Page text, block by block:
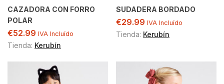
CAZADORA CON FORRO
POLAR
€52.99 IVA Incluído
Tienda: Kerubín
SUDADERA BORDADO
€29.99 IVA Incluído
Tienda: Kerubín